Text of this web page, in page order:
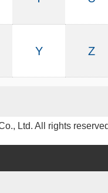
Y Z
Ltd. All rights